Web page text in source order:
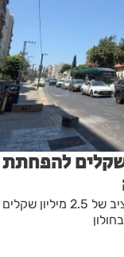
מיליון שקלים להפחתת
המשרד להגנת הסביבה אישר תקציב של 2.5 מיליון שקלים